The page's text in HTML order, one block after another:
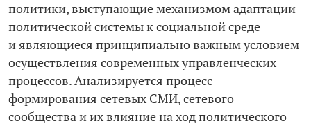
политики, выступающие механизмом адаптации
политической системы к социальной среде
и являющиеся принципиально важным условием
осуществления современных управленческих
процессов. Анализируется процесс
формирования сетевых СМИ, сетевого
сообщества и их влияние на ход политического